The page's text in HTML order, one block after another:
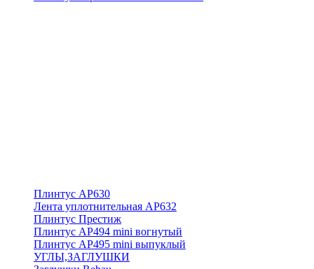
Плинтус АР630
Лента уплотнительная АР632
Плинтус Престиж
Плинтус АР494 mini вогнутый
Плинтус АР495 mini выпуклый
УГЛЫ,ЗАГЛУШКИ